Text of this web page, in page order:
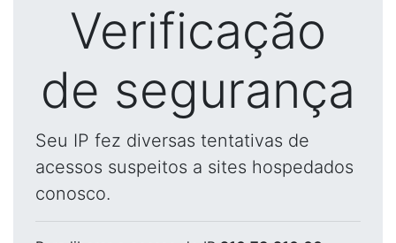
Verificação
de segurança
Seu IP fez diversas tentativas de
acessos suspeitos a sites hospedados
conosco.